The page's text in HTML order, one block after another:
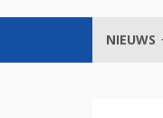
NIEUWS